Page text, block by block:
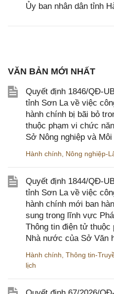
Ủy ban nhân dân tỉnh
VĂN BẢN MỚI NHẤT
Quyết định 1846/QĐ-
tỉnh Sơn La về việc
hành chính bị bãi bỏ
thuộc phạm vi chức
Sở Nông nghiệp và
Hành chính Nông nghiệp-
Quyết định 1844/QĐ-
tỉnh Sơn La về việc
hành chính mới ban
sung trong lĩnh vực
Thông tin điện tử
Nhà nước của Sở Văn
Hành chính Thông tin-
lịch